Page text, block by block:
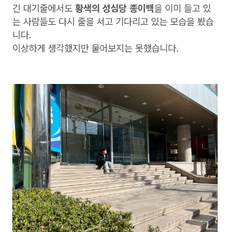
긴 대기줄에서도황색의 성심당 종이백을 이미 들고 있
는 사람들도 다시 줄을 서고 기다리고 있는 모습을 봤습
니다.
이상하게 생각했지만 물어보지는 못했습니다.